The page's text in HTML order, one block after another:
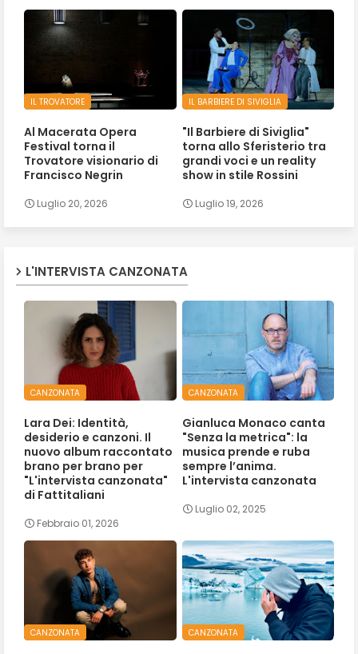
IL TROVATORE
Al Macerata Opera
Festival torna il
Trovatore visionario di
Francisco Negrin
Luglio 20, 2026
IL BARBIERE DI SIVIGLIA
"Il Barbiere di Siviglia"
torna allo Sferisterio tra
grandi voci e un reality
show in stile Rossini
Luglio 19, 2026
L'INTERVISTA CANZONATA
CANZONATA
Lara Dei: Identità,
desiderio e canzoni. Il
nuovo album raccontato
brano per brano per
"L'intervista canzonata"
di Fattitaliani
Febbraio 01, 2026
CANZONATA
Gianluca Monaco canta
"Senza la metrica": la
musica prende e ruba
sempre l’anima.
L'intervista canzonata
Luglio 02, 2025
CANZONATA CANZONATA